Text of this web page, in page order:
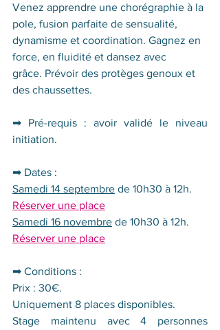
Venez apprendre une chorégraphie à la
pole, fusion parfaite de sensualité,
dynamisme et coordination. Gagnez en
force, en fluidité et dansez avec
grâce. Prévoir des protèges genoux et
des chaussettes.
➡ Pré-requis : avoir validé le niveau
initiation.
➡ Dates :
Samedi 14 septembre de 10h30 à 12h.
Réserver une place
Samedi 16 novembre de 10h30 à 12h.
Réserver une place
➡ Conditions :
Prix : 30€.
Uniquement 8 places disponibles.
Stage maintenu avec 4 personnes